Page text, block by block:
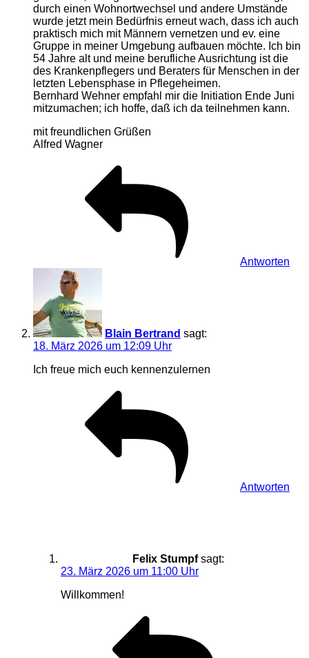
durch einen Wohnortwechsel und andere Umstände
wurde jetzt mein Bedürfnis erneut wach, dass ich auch
praktisch mich mit Männern vernetzen und ev. eine
Gruppe in meiner Umgebung aufbauen möchte. Ich bin
54 Jahre alt und meine berufliche Ausrichtung ist die
des Krankenpflegers und Beraters für Menschen in der
letzten Lebensphase in Pflegeheimen.
Bernhard Wehner empfahl mir die Initiation Ende Juni
mitzumachen; ich hoffe, daß ich da teilnehmen kann.
mit freundlichen Grüßen
Alfred Wagner
Antworten
Blain Bertrand sagt:
18. März 2026 um 12:09 Uhr
Ich freue mich euch kennenzulernen
Antworten
Felix Stumpf sagt:
23. März 2026 um 11:00 Uhr
Willkommen!